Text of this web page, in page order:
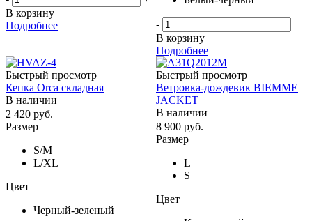
В корзину
Подробнее
-
+
В корзину
Подробнее
Быстрый просмотр
Кепка Orca складная
В наличии
2 420 руб.
Размер
S/M
L/ХL
Цвет
Черный-зеленый
Быстрый просмотр
Ветровка-дождевик BIEMME
JACKET
В наличии
8 900 руб.
Размер
L
S
Цвет